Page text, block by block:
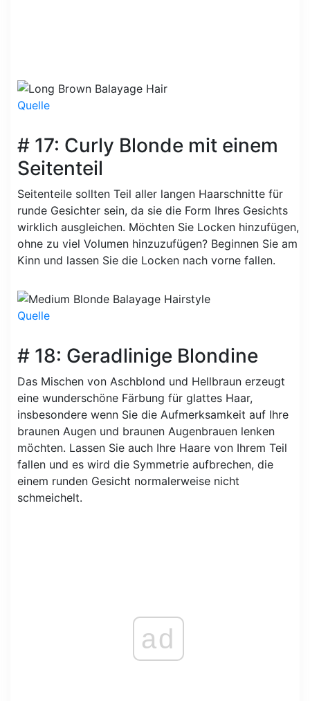
Quelle
# 17: Curly Blonde mit einem
Seitenteil
Seitenteile sollten Teil aller langen Haarschnitte für
runde Gesichter sein, da sie die Form Ihres Gesichts
wirklich ausgleichen. Möchten Sie Locken hinzufügen,
ohne zu viel Volumen hinzuzufügen? Beginnen Sie am
Kinn und lassen Sie die Locken nach vorne fallen.
Quelle
# 18: Geradlinige Blondine
Das Mischen von Aschblond und Hellbraun erzeugt
eine wunderschöne Färbung für glattes Haar,
insbesondere wenn Sie die Aufmerksamkeit auf Ihre
braunen Augen und braunen Augenbrauen lenken
möchten. Lassen Sie auch Ihre Haare von Ihrem Teil
fallen und es wird die Symmetrie aufbrechen, die
einem runden Gesicht normalerweise nicht
schmeichelt.
ad